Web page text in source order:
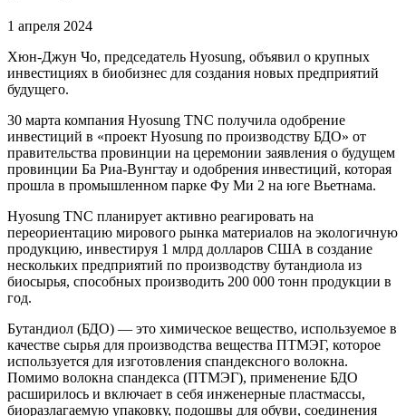
1 апреля 2024
Хюн-Джун Чо, председатель Hyosung, объявил о крупных
инвестициях в биобизнес для создания новых предприятий
будущего.
30 марта компания Hyosung TNC получила одобрение
инвестиций в «проект Hyosung по производству БДО» от
правительства провинции на церемонии заявления о будущем
провинции Ба Риа-Вунгтау и одобрения инвестиций, которая
прошла в промышленном парке Фу Ми 2 на юге Вьетнама.
Hyosung TNC планирует активно реагировать на
переориентацию мирового рынка материалов на экологичную
продукцию, инвестируя 1 млрд долларов США в создание
нескольких предприятий по производству бутандиола из
биосырья, способных производить 200 000 тонн продукции в
год.
Бутандиол (БДО) — это химическое вещество, используемое в
качестве сырья для производства вещества ПТМЭГ, которое
используется для изготовления спандексного волокна.
Помимо волокна спандекса (ПТМЭГ), применение БДО
расширилось и включает в себя инженерные пластмассы,
биоразлагаемую упаковку, подошвы для обуви, соединения